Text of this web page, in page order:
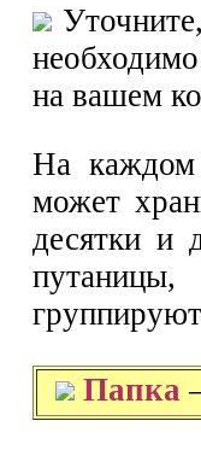
на вашем
На каждом
может
десятки и
Папка